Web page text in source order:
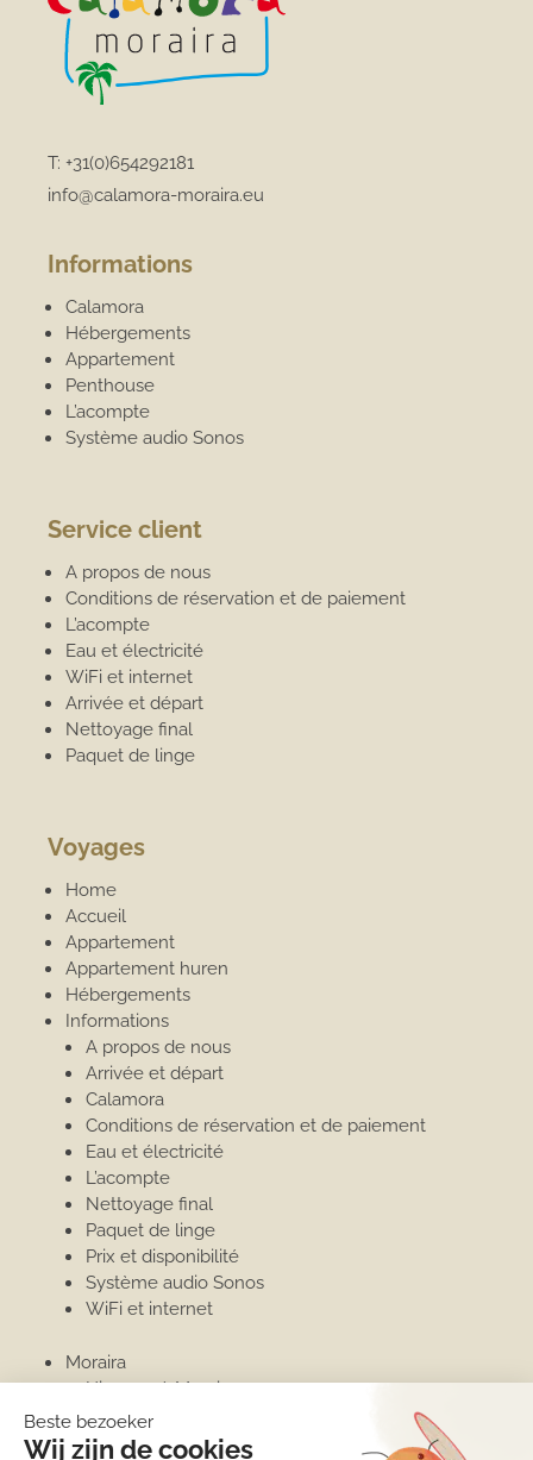
T:+31(0)654292181
info@calamora-moraira.eu
Informations
Calamora
Hébergements
Appartement
Penthouse
L’acompte
Système audio Sonos
Service client
A propos de nous
Conditions de réservation et de paiement
L’acompte
Eau et électricité
WiFi et internet
Arrivée et départ
Nettoyage final
Paquet de linge
Voyages
Home
Accueil
Appartement
Appartement huren
Hébergements
Informations
A propos de nous
Arrivée et départ
Calamora
Conditions de réservation et de paiement
Eau et électricité
L’acompte
Nettoyage final
Paquet de linge
Prix et disponibilité
Système audio Sonos
WiFi et internet
Moraira
Hiverner à Moraira
Port de plaisance